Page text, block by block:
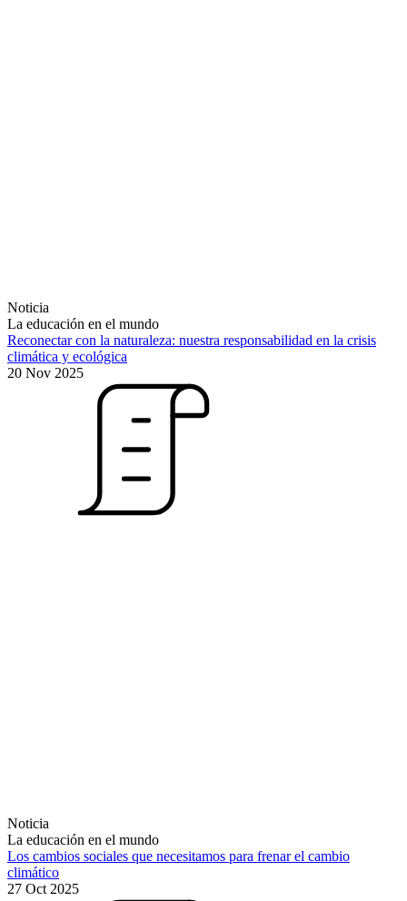
Noticia
La educación en el mundo
Reconectar con la naturaleza: nuestra responsabilidad en la crisis
climática y ecológica
20 Nov 2025
Noticia
La educación en el mundo
Los cambios sociales que necesitamos para frenar el cambio
climático
27 Oct 2025